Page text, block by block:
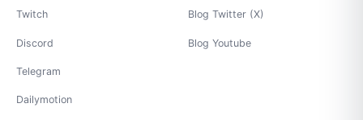
Twitch
Discord
Telegram
Dailymotion
Blog Twitter (X)
Blog Youtube